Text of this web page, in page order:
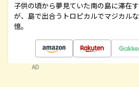
子供の頃から夢見ていた南の島に滞在
が、島で出合うトロピカルでマジカル
憶。
AD